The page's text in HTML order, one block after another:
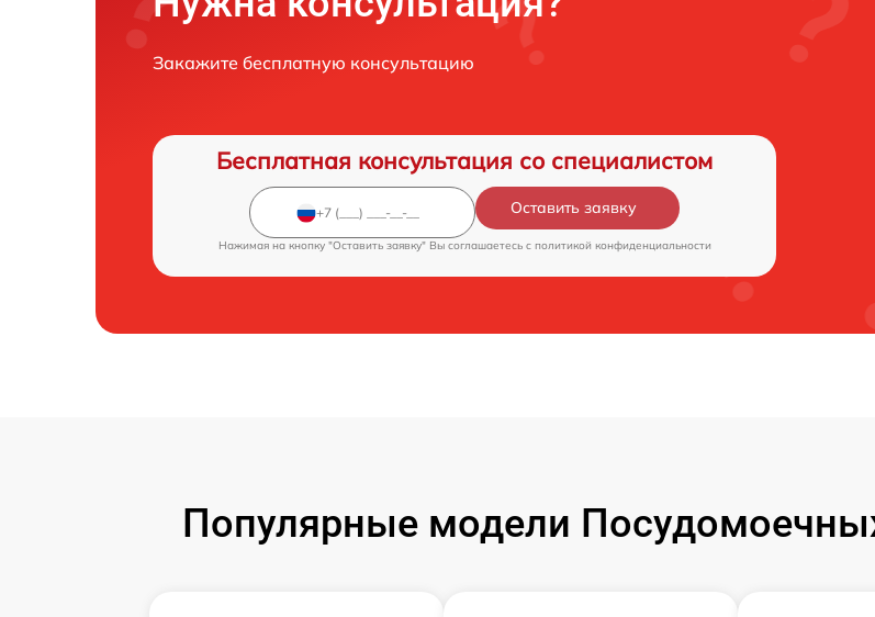
Закажите бесплатную консультацию
Бесплатная консультация со специалистом
Оставить заявку
Нажимая на кнопку "Оставить заявку" Вы соглашаетесь c политикой конфиденциальности
Популярные модели